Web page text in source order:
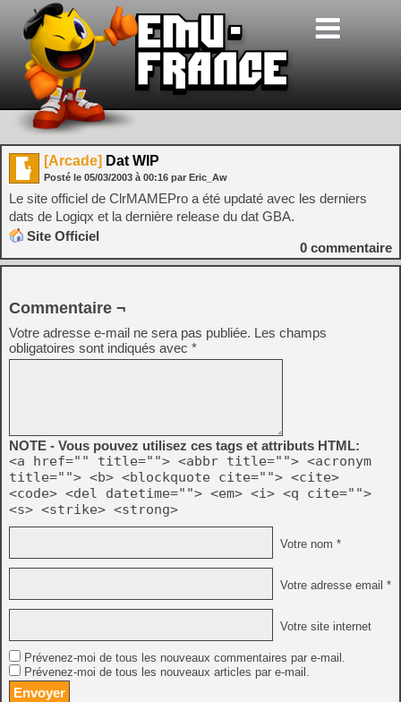
[Arcade] Dat WIP
Posté le 05/03/2003 à 00:16 par Eric_Aw
Le site officiel de ClrMAMEPro a été updaté avec les derniers
dats de Logiqx et la dernière release du dat GBA.
Site Officiel
0 commentaire
Commentaire ¬
Votre adresse e-mail ne sera pas publiée. Les champs
obligatoires sont indiqués avec *
NOTE - Vous pouvez utilisez ces tags et attributs HTML:
<a href="" title=""> <abbr title=""> <acronym
title=""> <b> <blockquote cite=""> <cite>
<code> <del datetime=""> <em> <i> <q cite="">
<s> <strike> <strong>
Votre nom *
Votre adresse email *
Votre site internet
Prévenez-moi de tous les nouveaux commentaires par e-mail.
Prévenez-moi de tous les nouveaux articles par e-mail.